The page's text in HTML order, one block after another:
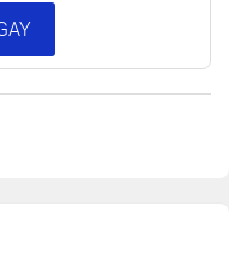
cấp đa dạng cổng
D-sub, 4 cổng USB